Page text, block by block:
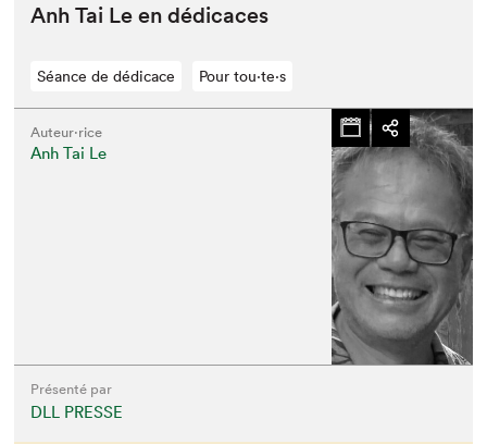
Anh Tai Le en dédicaces
Séance de dédicace Pour tou⋅te⋅s
Auteur·rice
Anh Tai Le
Présenté par
DLL PRESSE